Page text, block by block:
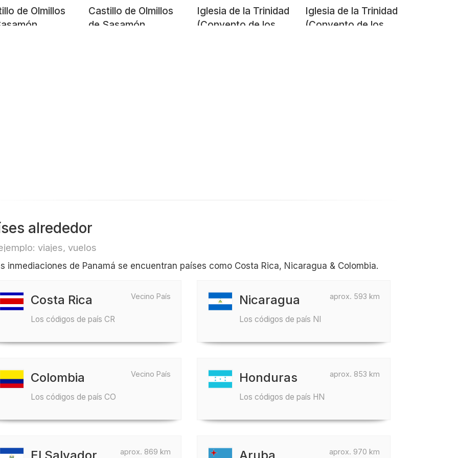
de Olmillos
Castillo de Olmillos
de Sasamón.
Iglesia de la Trinidad
(Convento de los
Iglesia de la Trinidad
(Convento de los
alrededor
viajes, vuelos
inmediaciones de Panamá se encuentran países como Costa Rica, Nicaragua & Colombia.
Vecino País
Costa Rica
Los códigos de país CR
aprox. 593 km
Nicaragua
Los códigos de país NI
Vecino País
Colombia
Los códigos de país CO
aprox. 853 km
Honduras
Los códigos de país HN
aprox. 869 km aprox. 970 km